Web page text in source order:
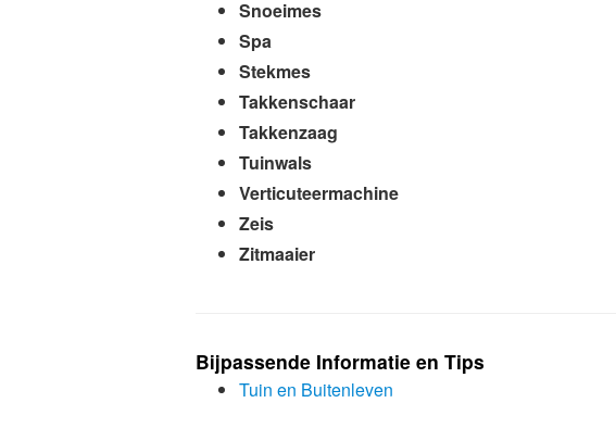
Snoeimes
Spa
Stekmes
Takkenschaar
Takkenzaag
Tuinwals
Verticuteermachine
Zeis
Zitmaaier
Bijpassende Informatie en Tips
Tuin en Buitenleven